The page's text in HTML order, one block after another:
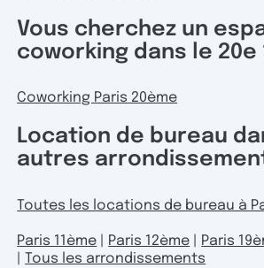
Vous cherchez un
coworking dans le 20e
Coworking Paris 20ème
Location de bureau
autres
Toutes les locations de bureau à
Paris 11ème Paris 12ème Paris
|Tous les arrondissements